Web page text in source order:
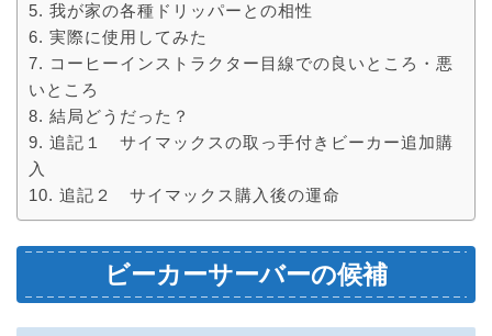
我が家の各種ドリッパーとの相性
実際に使用してみた
コーヒーインストラクター目線での良いところ・悪
いところ
結局どうだった？
追記１ サイマックスの取っ手付きビーカー追加購
入
追記２ サイマックス購入後の運命
ビーカーサーバーの候補